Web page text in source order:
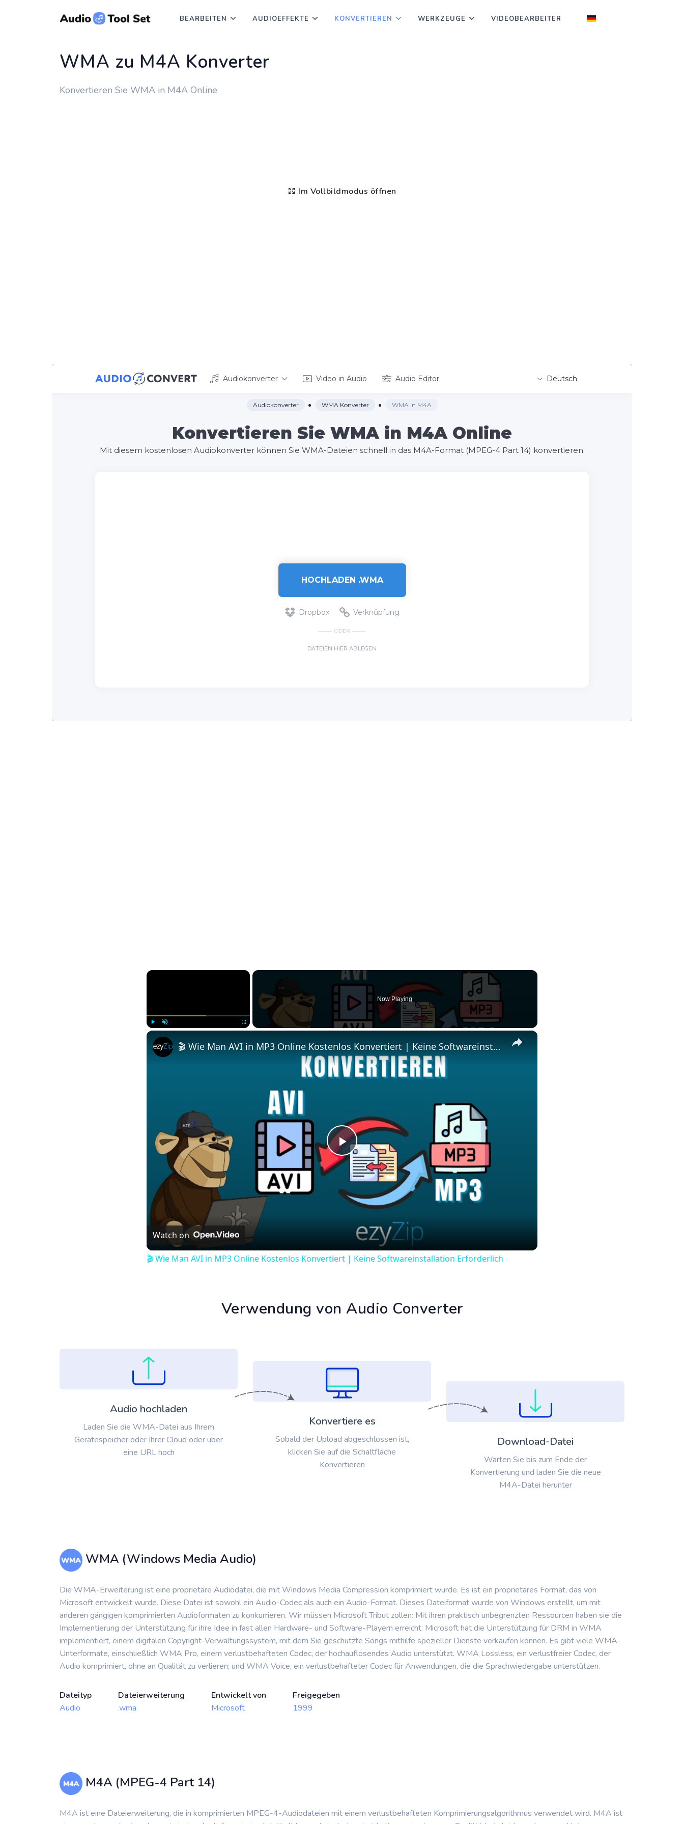
BEARBEITEN AUDIOEFFEKTE KONVERTIEREN WERKZEUGE VIDEOBEARBEITER
WMA zu M4A Konverter
Konvertieren Sie WMA in M4A Online
Im Vollbildmodus öffnen
×
Now Playing
×
Play
Video
🎬 Wie Man AVI in MP3 Online Kostenlos Konvertiert | Keine Softwareinstallation Erforderlich
Watch on
🎬 Wie Man AVI in MP3 Online Kostenlos Konvertiert | Keine Softwareinstallation Erforderlich
Verwendung von Audio Converter
Audio hochladen
Laden Sie die WMA-Datei aus Ihrem
Gerätespeicher oder Ihrer Cloud oder über
eine URL hoch
Konvertiere es
Sobald der Upload abgeschlossen ist,
klicken Sie auf die Schaltfläche
Konvertieren
Download-Datei
Warten Sie bis zum Ende der
Konvertierung und laden Sie die neue
M4A-Datei herunter
WMA (Windows Media Audio)
Die WMA-Erweiterung ist eine proprietäre Audiodatei, die mit Windows Media Compression komprimiert wurde. Es ist ein proprietäres Format, das von
Microsoft entwickelt wurde. Diese Datei ist sowohl ein Audio-Codec als auch ein Audio-Format. Dieses Dateiformat wurde von Windows erstellt, um mit
anderen gängigen komprimierten Audioformaten zu konkurrieren. Wir müssen Microsoft Tribut zollen: Mit ihren praktisch unbegrenzten Ressourcen haben sie die
Implementierung der Unterstützung für ihre Idee in fast allen Hardware- und Software-Playern erreicht. Microsoft hat die Unterstützung für DRM in WMA
implementiert, einem digitalen Copyright-Verwaltungssystem, mit dem Sie geschützte Songs mithilfe spezieller Dienste verkaufen können. Es gibt viele WMA-
Unterformate, einschließlich WMA Pro, einem verlustbehafteten Codec, der hochauflösendes Audio unterstützt. WMA Lossless, ein verlustfreier Codec, der
Audio komprimiert, ohne an Qualität zu verlieren; und WMA Voice, ein verlustbehafteter Codec für Anwendungen, die die Sprachwiedergabe unterstützen.
Dateityp
Audio
Dateierweiterung
.wma
Entwickelt von
Microsoft
Freigegeben
1999
M4A (MPEG-4 Part 14)
M4A ist eine Dateierweiterung, die in komprimierten MPEG-4-Audiodateien mit einem verlustbehafteten Komprimierungsalgorithmus verwendet wird. M4A ist